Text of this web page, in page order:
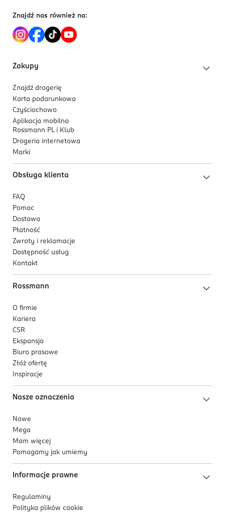
Znajdź nas również na:
Zakupy
Znajdź drogerię
Karta podarunkowa
Czyściochowo
Aplikacja mobilna
Rossmann PL i Klub
Drogeria internetowa
Marki
Obsługa klienta
FAQ
Pomoc
Dostawa
Płatność
Zwroty i reklamacje
Dostępność usług
Kontakt
Rossmann
O firmie
Kariera
CSR
Ekspansja
Biuro prasowe
Złóż ofertę
Inspiracje
Nasze oznaczenia
Nowe
Mega
Mam więcej
Pomagamy jak umiemy
Informacje prawne
Regulaminy
Polityka plików cookie